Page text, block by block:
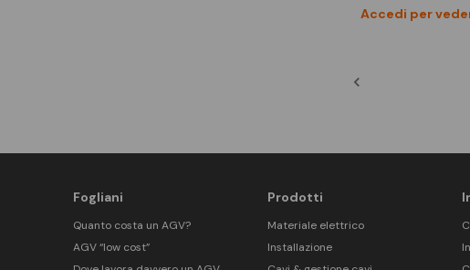
Accedi per
Fogliani
Quanto costa un AGV?
AGV “low cost”
Prodotti
Materiale elettrico
Installazione